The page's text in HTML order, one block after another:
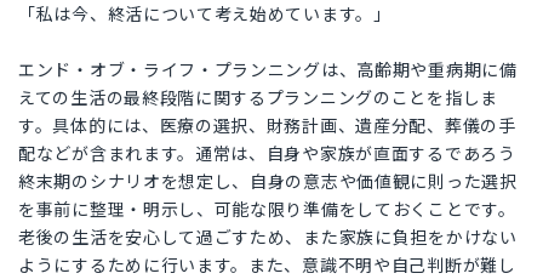
「私は今、終活について考え始めています。」
エンド・オブ・ライフ・プランニングは、高齢期や重病期に備
えての生活の最終段階に関するプランニングのことを指しま
す。具体的には、医療の選択、財務計画、遺産分配、葬儀の手
配などが含まれます。通常は、自身や家族が直面するであろう
終末期のシナリオを想定し、自身の意志や価値観に則った選択
を事前に整理・明示し、可能な限り準備をしておくことです。
老後の生活を安心して過ごすため、また家族に負担をかけない
ようにするために行います。また、意識不明や自己判断が難し